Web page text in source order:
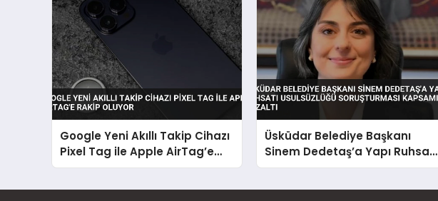
Google Yeni Akıllı Takip Cihazı
Pixel Tag ile Apple AirTag’e
Rakip Oluyor
Üsküdar Belediye Başkanı
Sinem Dedetaş’a Yapı Ruhsatı
Usulsüzlüğü Soruşturması